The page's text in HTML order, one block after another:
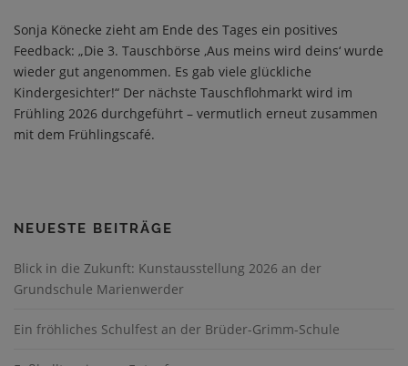
Sonja Könecke zieht am Ende des Tages ein positives
Feedback: „Die 3. Tauschbörse ‚Aus meins wird deins‘ wurde
wieder gut angenommen. Es gab viele glückliche
Kindergesichter!“ Der nächste Tauschflohmarkt wird im
Frühling 2026 durchgeführt – vermutlich erneut zusammen
mit dem Frühlingscafé.
NEUESTE BEITRÄGE
Blick in die Zukunft: Kunstausstellung 2026 an der
Grundschule Marienwerder
Ein fröhliches Schulfest an der Brüder-Grimm-Schule